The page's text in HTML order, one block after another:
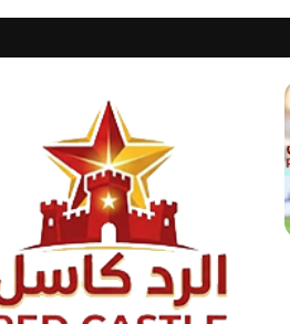
بسبب “الصفر الدولي” .. ريجيكامب
يهرب من الهلال
الفنلندي يفضح لجان الإتحاد.. يدعم
شكوى المريخ ويهدد الهلال